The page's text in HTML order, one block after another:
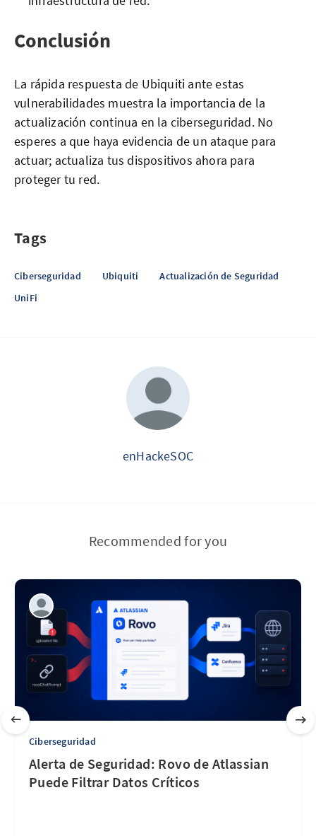
Conclusión
La rápida respuesta de Ubiquiti ante estas
vulnerabilidades muestra la importancia de la
actualización continua en la ciberseguridad. No
esperes a que haya evidencia de un ataque para
actuar; actualiza tus dispositivos ahora para
proteger tu red.
Tags
Ciberseguridad Ubiquiti
Actualización de Seguridad
UniFi
enHackeSOC
Recommended for you
Ciberseguridad
Alerta de Seguridad: Rovo de Atlassian
Puede Filtrar Datos Críticos